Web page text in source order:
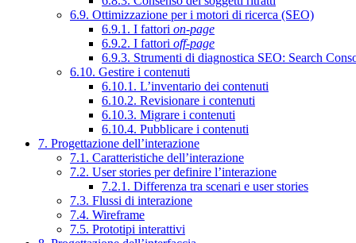
6.9. Ottimizzazione per i motori di ricerca (SEO)
6.9.1. I fattori on-page
6.9.2. I fattori off-page
6.9.3. Strumenti di diagnostica SEO: Search
6.10. Gestire i contenuti
6.10.1. L’inventario dei contenuti
6.10.2. Revisionare i contenuti
6.10.3. Migrare i contenuti
6.10.4. Pubblicare i contenuti
7. Progettazione dell’interazione
7.1. Caratteristiche dell’interazione
7.2. User stories per definire l’interazione
7.2.1. Differenza tra scenari e user stories
7.3. Flussi di interazione
7.4. Wireframe
7.5. Prototipi interattivi